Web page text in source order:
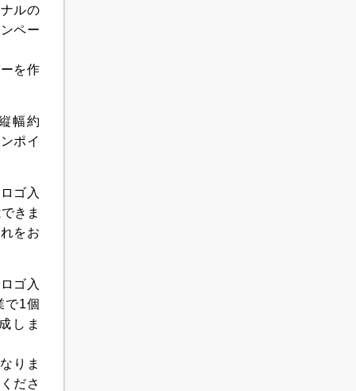
ルの
ペー
を作
幅約
ポイ
ゴ入
きま
をお
ゴ入
で1個
しま
りま
ださ